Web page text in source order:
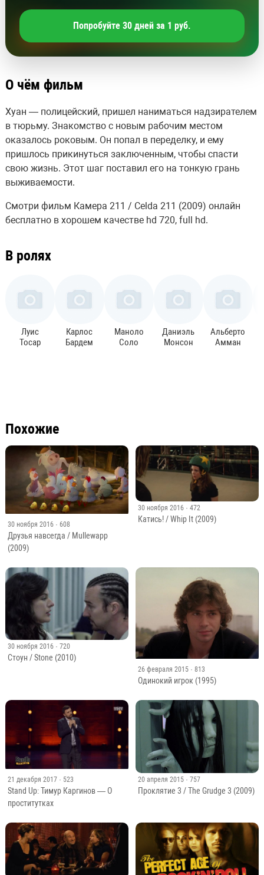
Попробуйте 30 дней за 1 руб.
О чём фильм
Хуан — полицейский, пришел наниматься надзирателем
в тюрьму. Знакомство с новым рабочим местом
оказалось роковым. Он попал в переделку, и ему
пришлось прикинуться заключенным, чтобы спасти
свою жизнь. Этот шаг поставил его на тонкую грань
выживаемости.
Смотри фильм Камера 211 / Celda 211 (2009) онлайн
бесплатно в хорошем качестве hd 720, full hd.
В ролях
Луис
Тосар
Карлос
Бардем
Маноло
Соло
Даниэль
Монсон
Альберто
Амман
Похожие
30 ноября 2016 · 608
Друзья навсегда / Mullewapp
(2009)
30 ноября 2016 · 472
Катись! / Whip It (2009)
30 ноября 2016 · 720
Стоун / Stone (2010)
26 февраля 2015 · 813
Одинокий игрок (1995)
21 декабря 2017 · 523
Stand Up: Тимур Каргинов — О
проститутках
20 апреля 2015 · 757
Проклятие 3 / The Grudge 3 (2009)